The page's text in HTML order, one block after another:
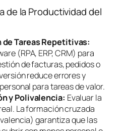
de la Productividad del
Tareas Repetitivas:
(RPA, ERP, CRM) para
de facturas, pedidos o
reduce errores y
para tareas de valor.
y Polivalencia: Evaluar la
La formación cruzada
garantiza que las